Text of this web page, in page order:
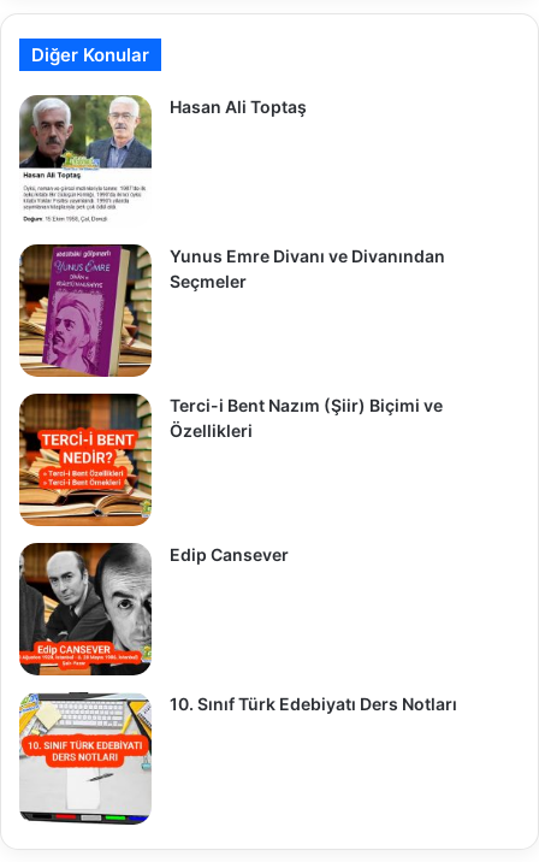
Diğer Konular
Hasan Ali Toptaş
Yunus Emre Divanı ve Divanından
Seçmeler
Terci-i Bent Nazım (Şiir) Biçimi ve
Özellikleri
Edip Cansever
10. Sınıf Türk Edebiyatı Ders Notları